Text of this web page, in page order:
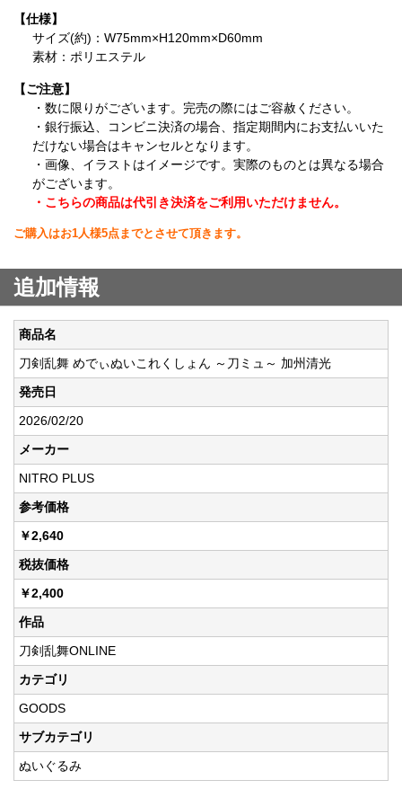
【仕様】
サイズ(約)：W75mm×H120mm×D60mm
素材：ポリエステル
【ご注意】
・数に限りがございます。完売の際にはご容赦ください。
・銀行振込、コンビニ決済の場合、指定期間内にお支払いいた
だけない場合はキャンセルとなります。
・画像、イラストはイメージです。実際のものとは異なる場合
がございます。
・こちらの商品は代引き決済をご利用いただけません。
ご購入はお1人様5点までとさせて頂きます。
追加情報
商品名
刀剣乱舞 めでぃぬいこれくしょん ～刀ミュ～ 加州清光
発売日
2026/02/20
メーカー
NITRO PLUS
参考価格
￥2,640
税抜価格
￥2,400
作品
刀剣乱舞ONLINE
カテゴリ
GOODS
サブカテゴリ
ぬいぐるみ